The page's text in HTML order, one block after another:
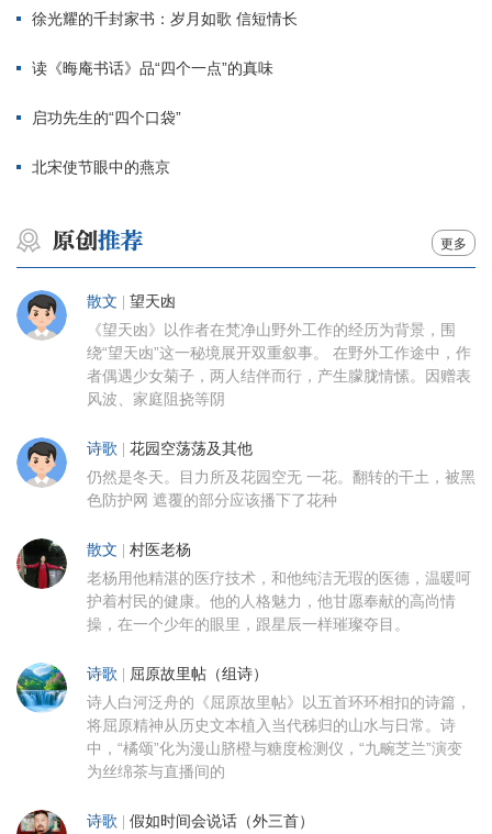
徐光耀的千封家书：岁月如歌 信短情长
读《晦庵书话》品“四个一点”的真味
启功先生的“四个口袋”
北宋使节眼中的燕京
更多
散文 望天凼
《望天凼》以作者在梵净山野外工作的经历为背景，围
绕“望天凼”这一秘境展开双重叙事。 在野外工作途中，作
者偶遇少女菊子，两人结伴而行，产生朦胧情愫。因赠表
风波、家庭阻挠等阴
诗歌 花园空荡荡及其他
仍然是冬天。目力所及花园空无 一花。翻转的干土，被黑
色防护网 遮覆的部分应该播下了花种
散文 村医老杨
老杨用他精湛的医疗技术，和他纯洁无瑕的医德，温暖呵
护着村民的健康。他的人格魅力，他甘愿奉献的高尚情
操，在一个少年的眼里，跟星辰一样璀璨夺目。
诗歌 屈原故里帖（组诗）
诗人白河泛舟的《屈原故里帖》以五首环环相扣的诗篇，
将屈原精神从历史文本植入当代秭归的山水与日常。诗
中，“橘颂”化为漫山脐橙与糖度检测仪，“九畹芝兰”演变
为丝绵茶与直播间的
诗歌 假如时间会说话（外三首）